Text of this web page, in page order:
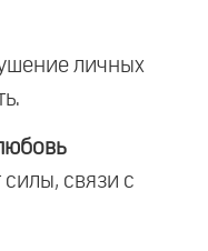
личных
связи с